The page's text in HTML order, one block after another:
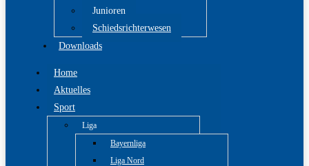
Junioren
Schiedsrichterwesen
Downloads
Home
Aktuelles
Sport
Liga
Bayernliga
Liga Nord